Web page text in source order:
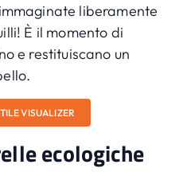
liberamente
È il momento di
e restituiscano un
VISUALIZER
ecologiche